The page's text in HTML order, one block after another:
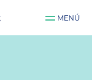
MENÚ